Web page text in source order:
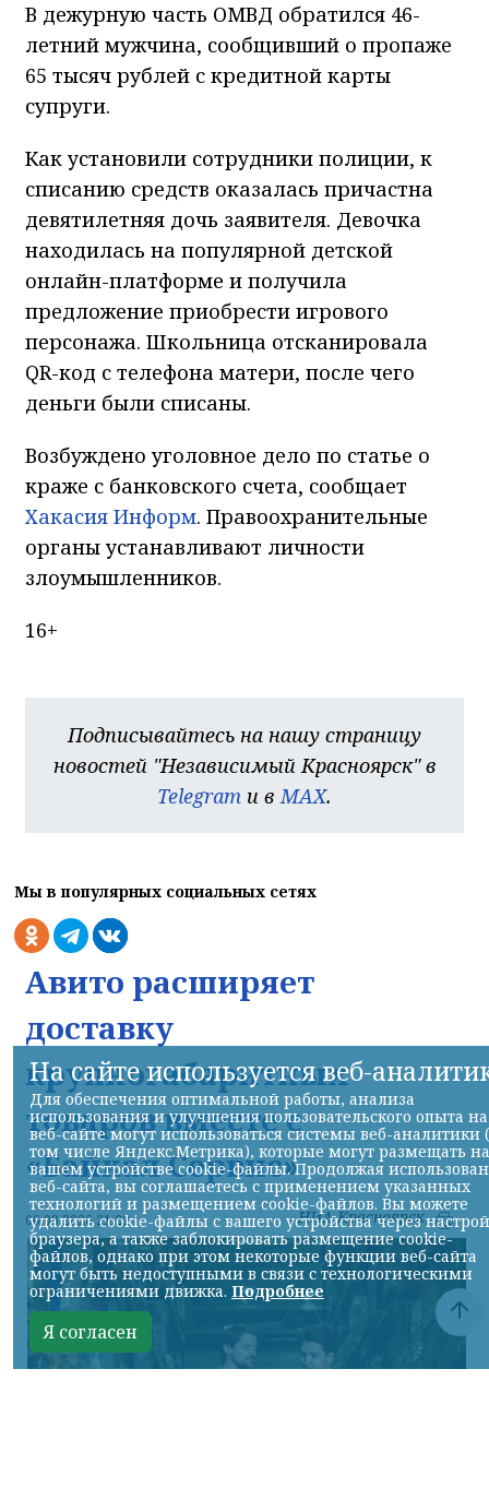
В дежурную часть ОМВД обратился 46-
летний мужчина, сообщивший о пропаже
65 тысяч рублей с кредитной карты
супруги.
Как установили сотрудники полиции, к
списанию средств оказалась причастна
девятилетняя дочь заявителя. Девочка
находилась на популярной детской
онлайн-платформе и получила
предложение приобрести игрового
персонажа. Школьница отсканировала
QR-код с телефона матери, после чего
деньги были списаны.
Возбуждено уголовное дело по статье о
краже с банковского счета, сообщает
Хакасия Информ. Правоохранительные
органы устанавливают личности
злоумышленников.
16+
Подписывайтесь на нашу страницу
новостей "Независимый Красноярск" в
Telegram и вMAX.
Мы в популярных социальных сетях
Авито расширяет
доставку
крупногабаритных
товаров вместе с
«Байкал Сервис»
06.08.2026 21:22 НИА-Красноярск
На сайте используется веб-
Для обеспечения оптимальной работы, анализа
использования и улучшения пользовательского опыта на
веб-сайте могут использоваться системы веб-аналитики
том числе Яндекс.Метрика), которые могут размещать на
вашем устройстве cookie-файлы. Продолжая
веб-сайта, вы соглашаетесь с применением указанных
технологий и размещением cookie-файлов. Вы можете
удалить cookie-файлы с вашего устройства через
браузера, а также заблокировать размещение cookie-
файлов, однако при этом некоторые функции веб-сайта
могут быть недоступными в связи с технологическими
ограничениями движка. Подробнее
Я согласен